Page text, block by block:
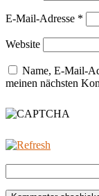
E-Mail-Adresse *
Website
Name, E-Mail-
meinen nächsten